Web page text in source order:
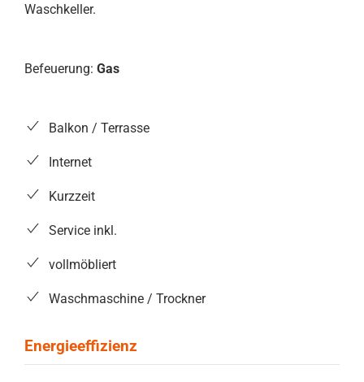
Waschkeller.
Befeuerung: Gas
Balkon / Terrasse
Internet
Kurzzeit
Service inkl.
vollmöbliert
Waschmaschine / Trockner